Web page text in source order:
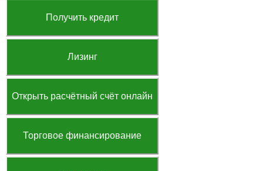
Получить кредит
Лизинг
Открыть расчётный счёт онлайн
Торговое финансирование